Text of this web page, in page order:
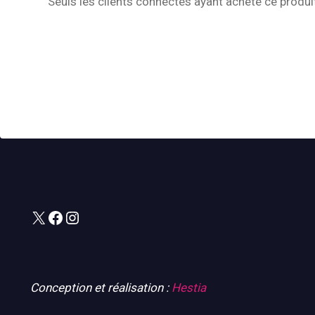
X Facebook
Instagram
Conception et réalisation : Hestia